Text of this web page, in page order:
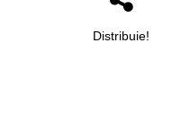
Distribuie!